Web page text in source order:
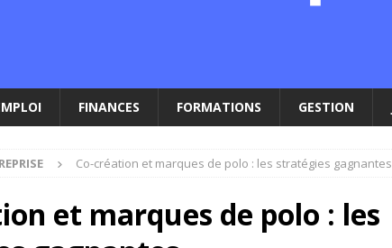
FINANCES FORMATIONS GESTION
Co-création et marques de polo : les stratégies gagnantes
et marques de polo : les